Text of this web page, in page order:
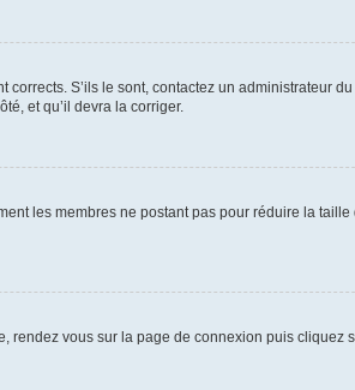
S’ils le sont, contactez un administrateur
et qu’il devra la corriger.
les membres ne postant pas pour réduire la
rendez vous sur la page de connexion puis cliquez